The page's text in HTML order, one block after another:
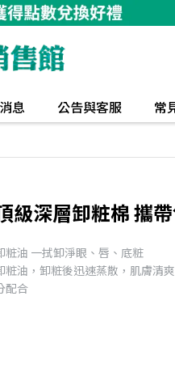
息 公告與客服 常
級深層卸粧棉 攜
粧油 一拭卸淨眼、唇、底粧
油，卸粧後迅速蒸散，肌膚清
配合